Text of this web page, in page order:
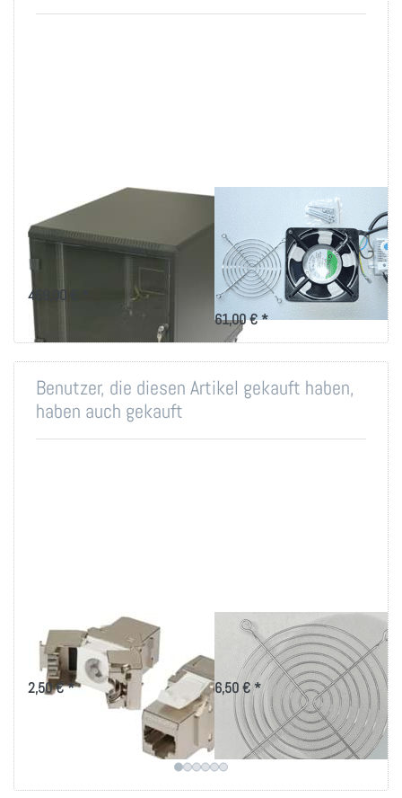
Mobiles EDV-Rack für
19 Zoll-Technik
Rollcontainer nur 690mm hoch,
passt unter den Schreibtisch
469,00 € *
Einzellüfter 230V mit
Thermostat zum
Selbsteinbau
230V Einzellüfter mit Thermostat
und Schutzgitter für den
zielgerichteten Einsatz
61,00 € *
Benutzer, die diesen Artikel gekauft haben,
haben auch gekauft
RJ45 Keystone STP,
Cat.6, 500MHz
2,50 € *
Staubfilter für
Büromöbel
6,50 € *